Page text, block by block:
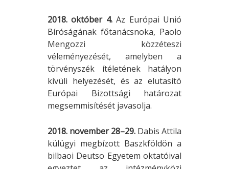
2018. október 4.Az Európai Unió
Bíróságának főtanácsnoka, Paolo
Mengozzi közzéteszi
véleményezését, amelyben a
törvényszék ítéletének hatályon
kívüli helyezését, és az elutasító
Európai Bizottsági határozat
megsemmisítését javasolja.
2018. november 28–29. Dabis Attila
külügyi megbízott Baszkföldön a
bilbaoi Deutso Egyetem oktatóival